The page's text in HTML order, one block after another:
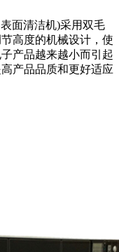
面清洁机)采用双毛
高度的机械设计，使
产品越来越小而引起
产品品质和更好适应